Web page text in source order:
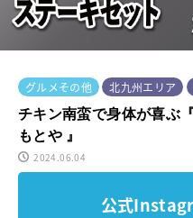
グルメその他 北九州エリア
チキン南蛮で身体が喜ぶ
もとや 』
2024.06.04
公式